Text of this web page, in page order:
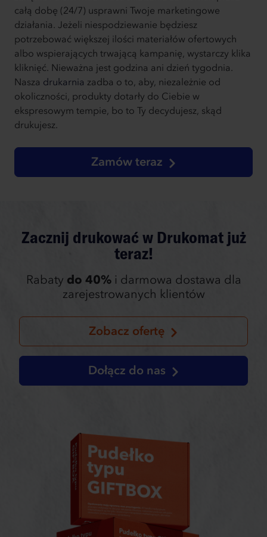
całą dobę (24/7) usprawni Twoje marketingowe
działania. Jeżeli niespodziewanie będziesz
potrzebować większej ilości materiałów ofertowych
albo wspierających trwającą kampanię, wystarczy klika
kliknięć. Nieważna jest godzina ani dzień tygodnia.
Nasza drukarnia zadba o to, aby, niezależnie od
okoliczności, produkty dotarły do Ciebie w
ekspresowym tempie, bo to Ty decydujesz, skąd
drukujesz.
Zamów teraz
Zacznij drukować w Drukomat już
teraz!
Rabaty do 40%i darmowa dostawa dla
zarejestrowanych klientów
Zobacz ofertę
Dołącz do nas